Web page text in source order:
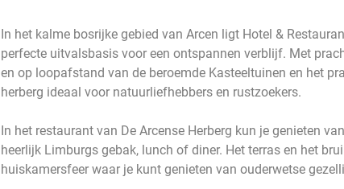
In het kalme bosrijke gebied van Arcen ligt Hotel &
perfecte uitvalsbasis voor een ontspannen verblijf. Met
en op loopafstand van de beroemde Kasteeltuinen en het
herberg ideaal voor natuurliefhebbers en rustzoekers.
In het restaurant van De Arcense Herberg kun je genieten
heerlijk Limburgs gebak, lunch of diner. Het terras en het
huiskamersfeer waar je kunt genieten van ouderwetse